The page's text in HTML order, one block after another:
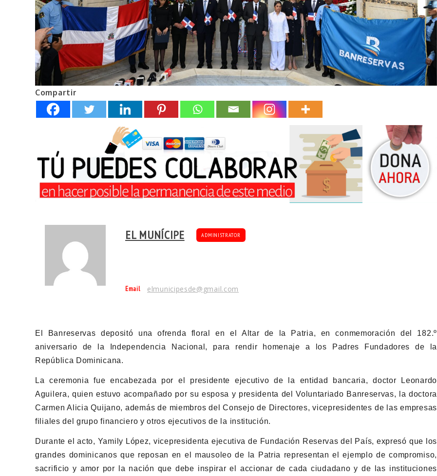
Compartir
EL MUNÍCIPE ADMINISTRATOR
Email elmunicipesde@gmail.com
El Banreservas depositó una ofrenda floral en el Altar de la Patria, en conmemoración del 182.º
aniversario de la Independencia Nacional, para rendir homenaje a los Padres Fundadores de la
República Dominicana.
La ceremonia fue encabezada por el presidente ejecutivo de la entidad bancaria, doctor Leonardo
Aguilera, quien estuvo acompañado por su esposa y presidenta del Voluntariado Banreservas, la doctora
Carmen Alicia Quijano, además de miembros del Consejo de Directores, vicepresidentes de las empresas
filiales del grupo financiero y otros ejecutivos de la institución.
Durante el acto, Yamily López, vicepresidenta ejecutiva de Fundación Reservas del País, expresó que los
grandes dominicanos que reposan en el mausoleo de la Patria representan el ejemplo de compromiso,
sacrificio y amor por la nación que debe inspirar el accionar de cada ciudadano y de las instituciones